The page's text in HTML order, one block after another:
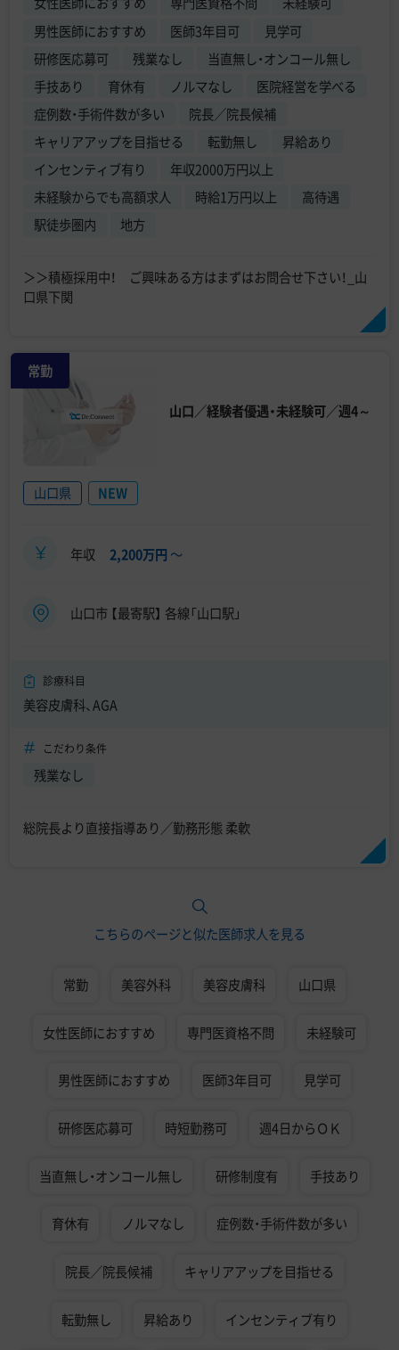
男性医師におすすめ
医師3年目可
見学可
研修医応募可
残業なし
当直無し・オンコール無し
手技あり
育休有 ノルマなし
医院経営を学べる
症例数・手術件数が多い
院長／院長候補
キャリアアップを目指せる
転勤無し
昇給あり
インセンティブ有り
年収2000万円以上
未経験からでも高額求人
時給1万円以上
高待遇
駅徒歩圏内
地方
＞＞積極採用中！ ご興味ある方はまずはお問合せ下さい！_山
口県下関
常勤
山口／経験者優遇・未経験可／週4～
山口県 NEW
年収 2,200万円 〜
山口市 【最寄駅】 各線「山口駅」
診療科目
美容皮膚科、AGA
こだわり条件
残業なし
総院長より直接指導あり／勤務形態 柔軟
こちらのページと似た医師求人を見る
常勤 美容外科 美容皮膚科 山口県
女性医師におすすめ 専門医資格不問 未経験可
男性医師におすすめ 医師3年目可 見学可
研修医応募可 時短勤務可 週4日からＯＫ
当直無し・オンコール無し 研修制度有 手技あり
育休有 ノルマなし 症例数・手術件数が多い
院長／院長候補 キャリアアップを目指せる
転勤無し 昇給あり インセンティブ有り